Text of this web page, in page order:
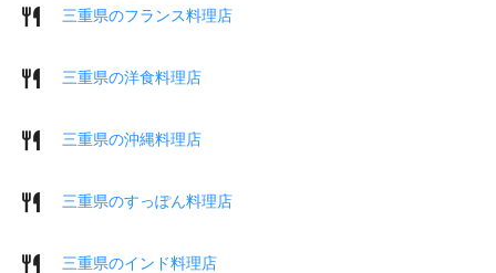
三重県のフランス料理店
三重県の洋食料理店
三重県の沖縄料理店
三重県のすっぽん料理店
三重県のインド料理店